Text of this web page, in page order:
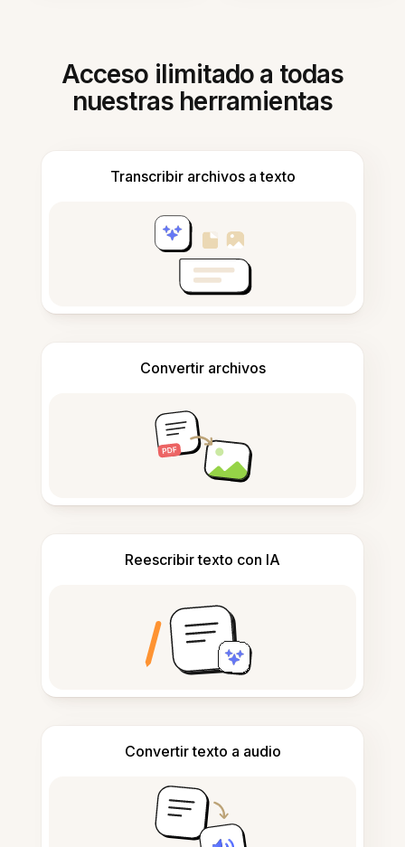
Acceso ilimitado a todas
nuestras herramientas
Transcribir archivos a texto
Convertir archivos
Reescribir texto con IA
Convertir texto a audio